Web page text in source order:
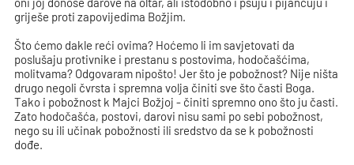
griješe proti zapovijedima Božjim.
Što ćemo dakle reći ovima? Hoćemo li im savjetovati da
poslušaju protivnike i prestanu s postovima, hodočašćima,
molitvama? Odgovaram nipošto! Jer što je pobožnost? Nije ništa
drugo negoli čvrsta i spremna volja činiti sve što časti Boga.
Tako i pobožnost k Majci Božjoj - činiti spremno ono što ju časti.
Zato hodočašća, postovi, darovi nisu sami po sebi pobožnost,
nego su ili učinak pobožnosti ili sredstvo da se k pobožnosti
dođe.